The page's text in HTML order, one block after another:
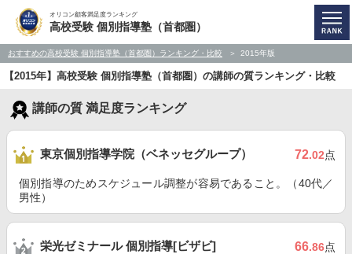
オリコン顧客満足度ランキング
高校受験 個別指導塾（首都圏）
おすすめの高校受験 個別指導塾（首都圏）ランキング・比較 2015年版
【2015年】高校受験 個別指導塾（首都圏）の講師の質ランキング・比較
講師の質 満足度ランキング
東京個別指導学院（ベネッセグループ） 72.02点
個別指導のためスケジュール調整が容易であること。（40代／
男性）
栄光ゼミナール 個別指導[ビザビ] 66.86点